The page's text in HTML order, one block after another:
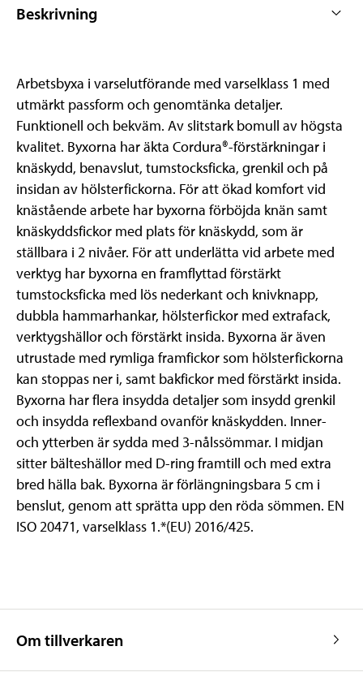
Beskrivning
Arbetsbyxa i varselutförande med varselklass 1 med
utmärkt passform och genomtänka detaljer.
Funktionell och bekväm. Av slitstark bomull av högsta
kvalitet. Byxorna har äkta Cordura®-förstärkningar i
knäskydd, benavslut, tumstocksficka, grenkil och på
insidan av hölsterfickorna. För att ökad komfort vid
knästående arbete har byxorna förböjda knän samt
knäskyddsfickor med plats för knäskydd, som är
ställbara i 2 nivåer. För att underlätta vid arbete med
verktyg har byxorna en framflyttad förstärkt
tumstocksficka med lös nederkant och knivknapp,
dubbla hammarhankar, hölsterfickor med extrafack,
verktygshällor och förstärkt insida. Byxorna är även
utrustade med rymliga framfickor som hölsterfickorna
kan stoppas ner i, samt bakfickor med förstärkt insida.
Byxorna har flera insydda detaljer som insydd grenkil
och insydda reflexband ovanför knäskydden. Inner-
och ytterben är sydda med 3-nålssömmar. I midjan
sitter bälteshällor med D-ring framtill och med extra
bred hälla bak. Byxorna är förlängningsbara 5 cm i
benslut, genom att sprätta upp den röda sömmen. EN
ISO 20471, varselklass 1.*(EU) 2016/425.
Om tillverkaren